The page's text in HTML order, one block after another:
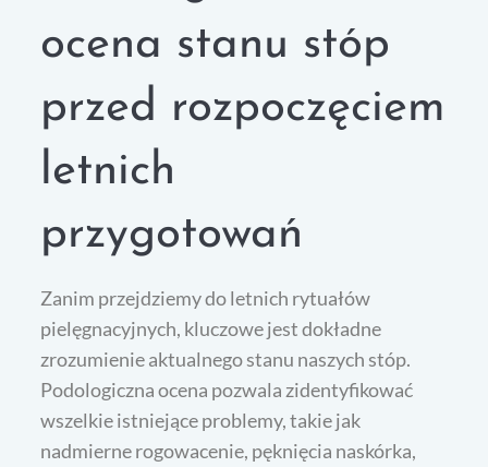
ocena stanu stóp
przed rozpoczęciem
letnich
przygotowań
Zanim przejdziemy do letnich rytuałów
pielęgnacyjnych, kluczowe jest dokładne
zrozumienie aktualnego stanu naszych stóp.
Podologiczna ocena pozwala zidentyfikować
wszelkie istniejące problemy, takie jak
nadmierne rogowacenie, pęknięcia naskórka,